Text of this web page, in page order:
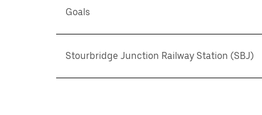
Goals
Stourbridge Junction Railway Station (SBJ)